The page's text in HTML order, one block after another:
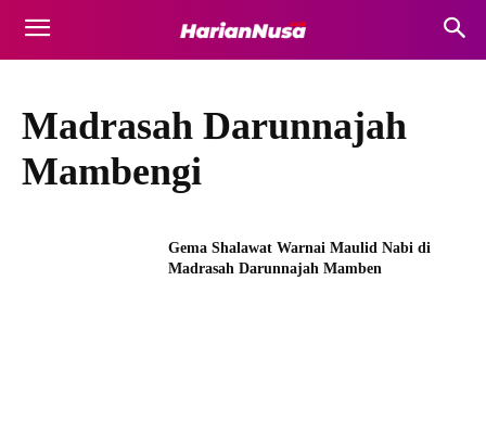
Madrasah Darunnajah
Mambengi
Gema Shalawat Warnai Maulid Nabi di
Madrasah Darunnajah Mamben